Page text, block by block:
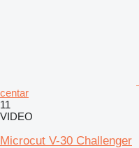
centar
11
VIDEO
Microcut V-30 Challenger